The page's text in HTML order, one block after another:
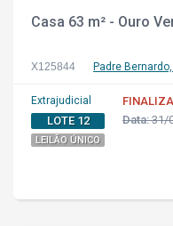
Casa 63 m² - Ouro
X125844 Padre Bernardo,
Extrajudicial
LOTE 12
LEILÃO ÚNICO
Data:31/